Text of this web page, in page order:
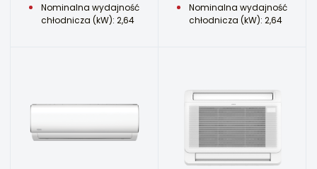
Nominalna wydajność
chłodnicza (kW): 2,64
Nominalna wydajność
chłodnicza (kW): 2,64